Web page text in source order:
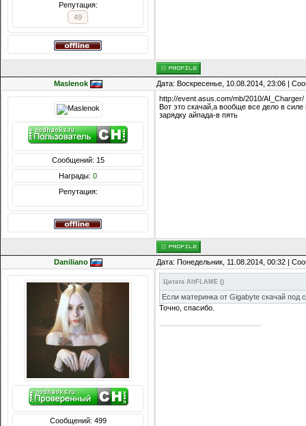
Репутация:
49
Maslenok Дата: Воскресенье, 10.08.2014, 23:06 |
Сообщений: 15
Награды: 0
Репутация:
http://event.asus.com/mb/2010/AI_Charger/
Вот это скачай,а вообще все дело в
зарядку айпада-в пять
Daniliano Дата: Понедельник, 11.08.2014, 00:32 |
Сообщений: 499
Цитата AltFLAME ()
Если материнка от Gigabyte скачай под
Точно, спасибо.